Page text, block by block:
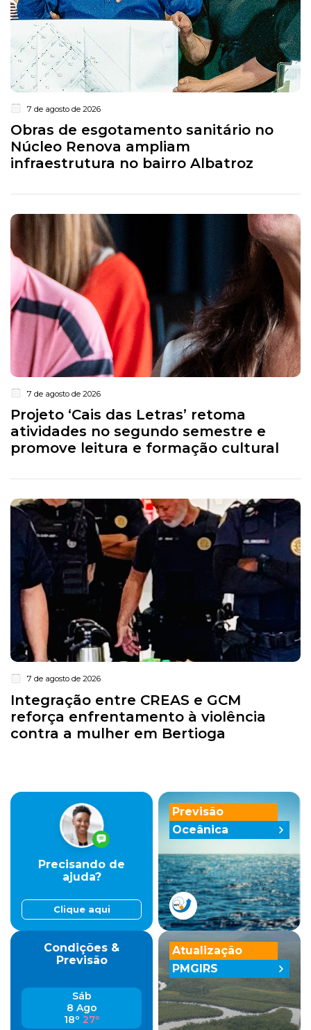
7 de agosto de 2026
Obras de esgotamento sanitário no
Núcleo Renova ampliam
infraestrutura no bairro Albatroz
7 de agosto de 2026
Projeto ‘Cais das Letras’ retoma
atividades no segundo semestre e
promove leitura e formação cultural
7 de agosto de 2026
Integração entre CREAS e GCM
reforça enfrentamento à violência
contra a mulher em Bertioga
Previsão
Oceânica
Precisando de
ajuda?
Clique aqui
Condições &
Previsão
Sáb
8 Ago
18º 27º
Atualização
PMGIRS